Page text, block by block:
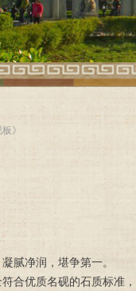
》
腻净润，堪争第一。
合优质名砚的石质标准